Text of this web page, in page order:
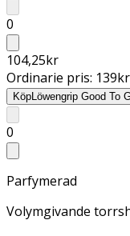
0
104,25kr
Ordinarie pris: 139kr
KöpLöwengrip Good To
0
Parfymerad
Volymgivande